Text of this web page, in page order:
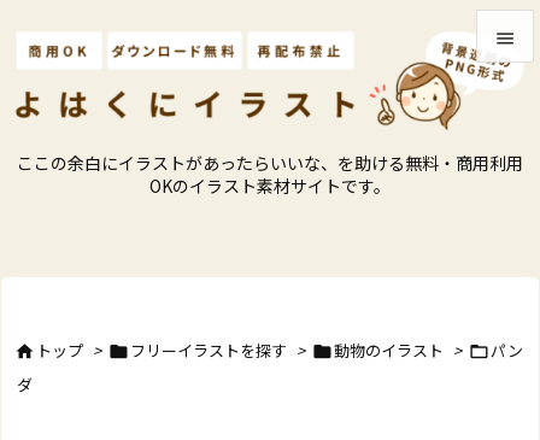
ここの余白にイラストがあったらいいな、を助ける無料・商用利用
OKのイラスト素材サイトです。





 トップ > フリーイラストを探す > 動物のイラスト > パン
ダ